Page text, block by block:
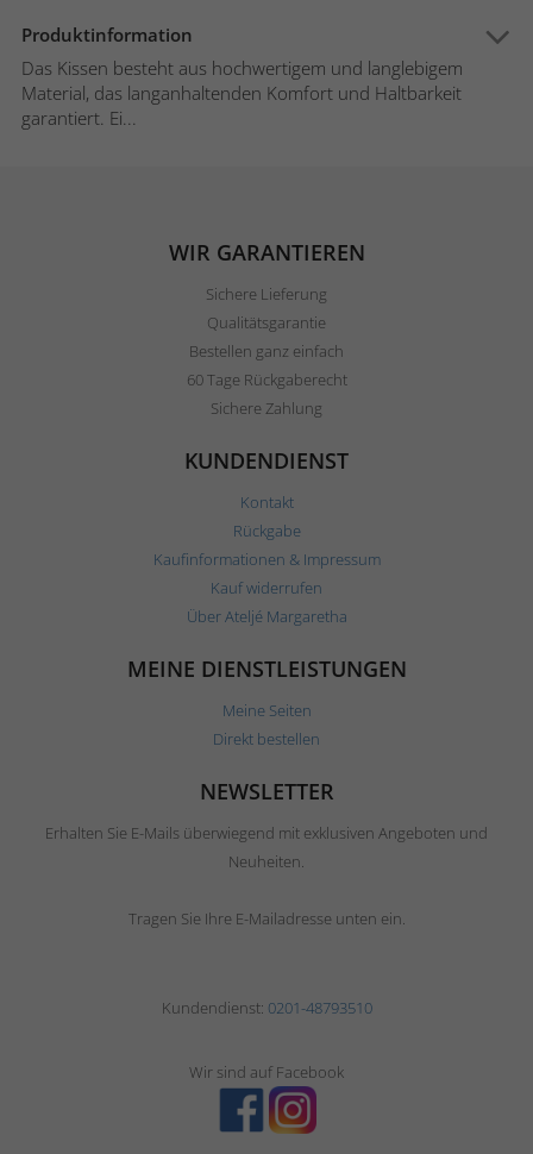
Produktinformation
Das Kissen besteht aus hochwertigem und langlebigem
Material, das langanhaltenden Komfort und Haltbarkeit
garantiert. Ei...
WIR GARANTIEREN
Sichere Lieferung
Qualitätsgarantie
Bestellen ganz einfach
60 Tage Rückgaberecht
Sichere Zahlung
KUNDENDIENST
Kontakt
Rückgabe
Kaufinformationen & Impressum
Kauf widerrufen
Über Ateljé Margaretha
MEINE DIENSTLEISTUNGEN
Meine Seiten
Direkt bestellen
NEWSLETTER
Erhalten Sie E-Mails überwiegend mit exklusiven Angeboten und
Neuheiten.
Tragen Sie Ihre E-Mailadresse unten ein.
Kundendienst: 0201-48793510
Wir sind auf Facebook